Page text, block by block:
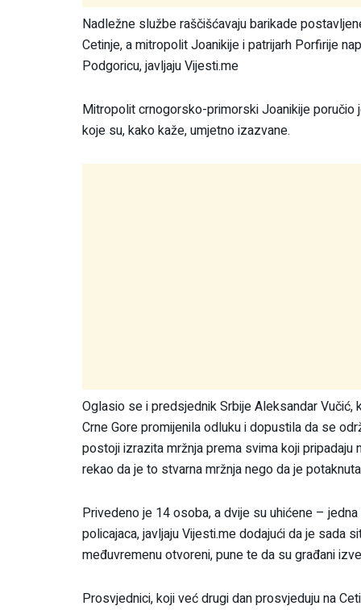
Nadležne službe raščišćavaju barikade
Cetinje, a mitropolit Joanikije i patrijarh Porfirije
Podgoricu, javljaju Vijesti.me
Mitropolit crnogorsko-primorski Joanikije
koje su, kako kaže, umjetno izazvane.
Oglasio se i predsjednik Srbije Aleksandar
Crne Gore promijenila odluku i dopustila da se
postoji izrazita mržnja prema svima koji
rekao da je to stvarna mržnja nego da je
Privedeno je 14 osoba, a dvije su uhićene –
policajaca, javljaju Vijesti.me dodajući da je sada
međuvremenu otvoreni, pune te da su građani
Prosvjednici, koji već drugi dan prosvjeduju na